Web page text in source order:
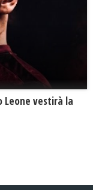
vestirà la